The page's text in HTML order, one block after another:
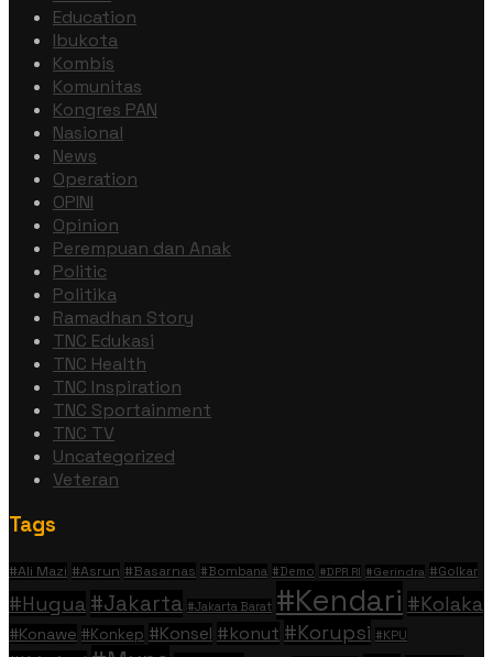
Education
Ibukota
Kombis
Komunitas
Kongres PAN
Nasional
News
Operation
OPINI
Opinion
Perempuan dan Anak
Politic
Politika
Ramadhan Story
TNC Edukasi
TNC Health
TNC Inspiration
TNC Sportainment
TNC TV
Uncategorized
Veteran
Tags
#Ali Mazi #Asrun #Basarnas #Bombana #Demo #DPR RI #Gerindra #Golkar
#Hugua #Jakarta #Jakarta Barat #Kendari #Kolaka
#Konawe #Konkep #Konsel #konut #Korupsi #KPU